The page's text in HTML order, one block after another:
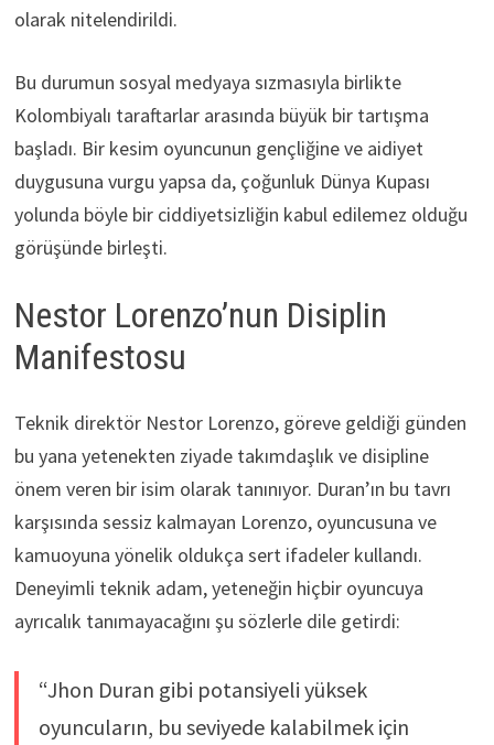
olarak nitelendirildi.
Bu durumun sosyal medyaya sızmasıyla birlikte
Kolombiyalı taraftarlar arasında büyük bir tartışma
başladı. Bir kesim oyuncunun gençliğine ve aidiyet
duygusuna vurgu yapsa da, çoğunluk Dünya Kupası
yolunda böyle bir ciddiyetsizliğin kabul edilemez olduğu
görüşünde birleşti.
Nestor Lorenzo’nun Disiplin
Manifestosu
Teknik direktör Nestor Lorenzo, göreve geldiği günden
bu yana yetenekten ziyade takımdaşlık ve disipline
önem veren bir isim olarak tanınıyor. Duran’ın bu tavrı
karşısında sessiz kalmayan Lorenzo, oyuncusuna ve
kamuoyuna yönelik oldukça sert ifadeler kullandı.
Deneyimli teknik adam, yeteneğin hiçbir oyuncuya
ayrıcalık tanımayacağını şu sözlerle dile getirdi:
“Jhon Duran gibi potansiyeli yüksek
oyuncuların, bu seviyede kalabilmek için